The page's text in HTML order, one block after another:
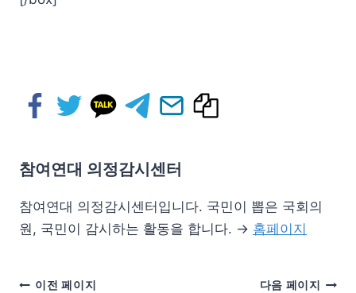
참여연대 의정감시센터
참여연대 의정감시센터입니다. 국민이 뽑은 국회의
원, 국민이 감시하는 활동을 합니다. → 홈페이지
이전 페이지 다음 페이지